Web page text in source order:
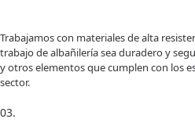
Trabajamos con materiales de alta
trabajo de albañilería sea duradero y
y otros elementos que cumplen con los
sector.
03.